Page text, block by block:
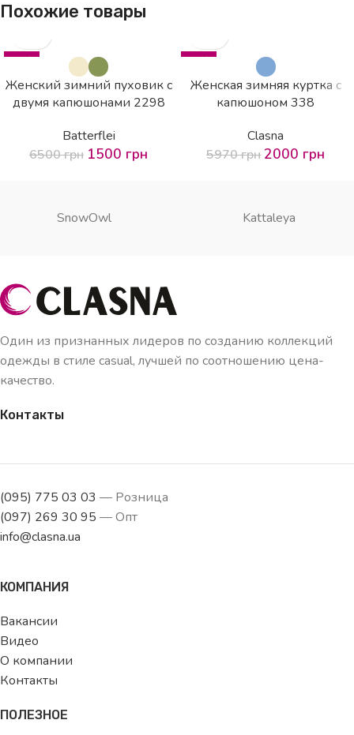
Похожие товары
-77%
Женский зимний пуховик с
двумя капюшонами 2298
Batterflei
6500грн 1500 грн
-66%
Женская зимняя куртка с
капюшоном 338
Clasna
5970грн 2000 грн
SnowOwl Kattaleya
Один из признанных лидеров по созданию коллекций
одежды в стиле casual, лучшей по соотношению цена-
качество.
Контакты
(095) 775 03 03 — Розница
(097) 269 30 95 — Опт
info@clasna.ua
КОМПАНИЯ
Вакансии
Видео
О компании
Контакты
ПОЛЕЗНОЕ